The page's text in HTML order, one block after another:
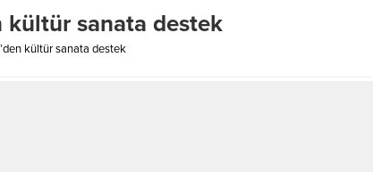
kültür sanata destek
kültür sanata destek